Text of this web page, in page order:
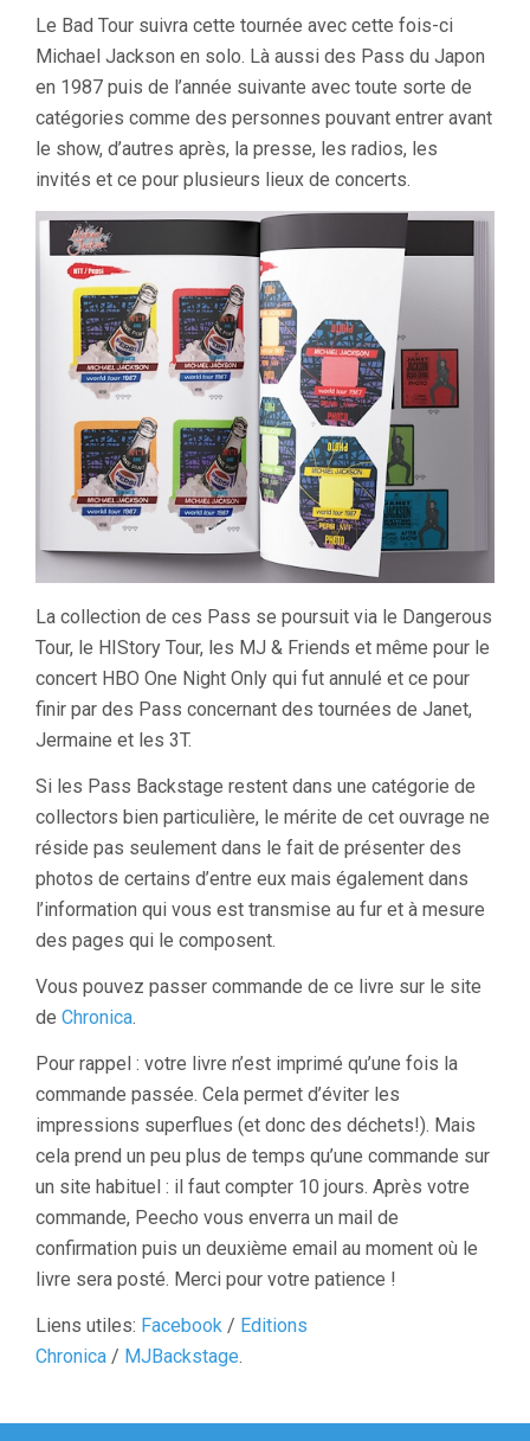
Le Bad Tour suivra cette tournée avec cette fois-ci
Michael Jackson en solo. Là aussi des Pass du Japon
en 1987 puis de l’année suivante avec toute sorte de
catégories comme des personnes pouvant entrer avant
le show, d’autres après, la presse, les radios, les
invités et ce pour plusieurs lieux de concerts.
La collection de ces Pass se poursuit via le Dangerous
Tour, le HIStory Tour, les MJ & Friends et même pour le
concert HBO One Night Only qui fut annulé et ce pour
finir par des Pass concernant des tournées de Janet,
Jermaine et les 3T.
Si les Pass Backstage restent dans une catégorie de
collectors bien particulière, le mérite de cet ouvrage ne
réside pas seulement dans le fait de présenter des
photos de certains d’entre eux mais également dans
l’information qui vous est transmise au fur et à mesure
des pages qui le composent.
Vous pouvez passer commande de ce livre sur le site
de Chronica.
Pour rappel : votre livre n’est imprimé qu’une fois la
commande passée. Cela permet d’éviter les
impressions superflues (et donc des déchets!). Mais
cela prend un peu plus de temps qu’une commande sur
un site habituel : il faut compter 10 jours. Après votre
commande, Peecho vous enverra un mail de
confirmation puis un deuxième email au moment où le
livre sera posté. Merci pour votre patience !
Liens utiles: Facebook / Editions
Chronica / MJBackstage.